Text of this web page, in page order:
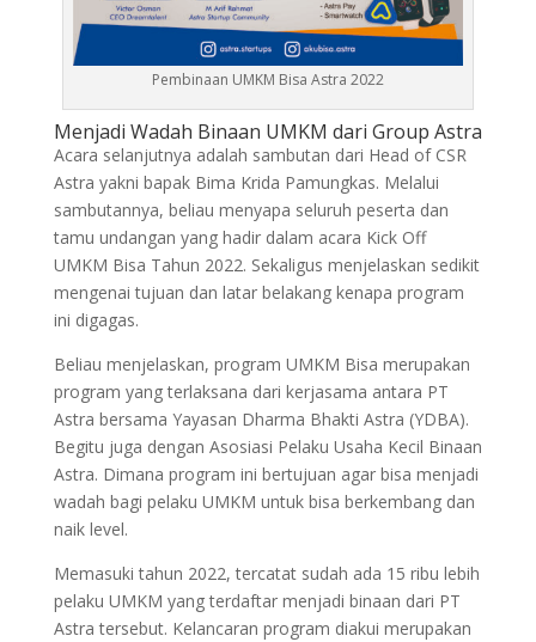
Pembinaan UMKM Bisa Astra 2022
Menjadi Wadah Binaan UMKM dari Group Astra
Acara selanjutnya adalah sambutan dari Head of CSR
Astra yakni bapak Bima Krida Pamungkas. Melalui
sambutannya, beliau menyapa seluruh peserta dan
tamu undangan yang hadir dalam acara Kick Off
UMKM Bisa Tahun 2022. Sekaligus menjelaskan sedikit
mengenai tujuan dan latar belakang kenapa program
ini digagas.
Beliau menjelaskan, program UMKM Bisa merupakan
program yang terlaksana dari kerjasama antara PT
Astra bersama Yayasan Dharma Bhakti Astra (YDBA).
Begitu juga dengan Asosiasi Pelaku Usaha Kecil Binaan
Astra. Dimana program ini bertujuan agar bisa menjadi
wadah bagi pelaku UMKM untuk bisa berkembang dan
naik level.
Memasuki tahun 2022, tercatat sudah ada 15 ribu lebih
pelaku UMKM yang terdaftar menjadi binaan dari PT
Astra tersebut. Kelancaran program diakui merupakan